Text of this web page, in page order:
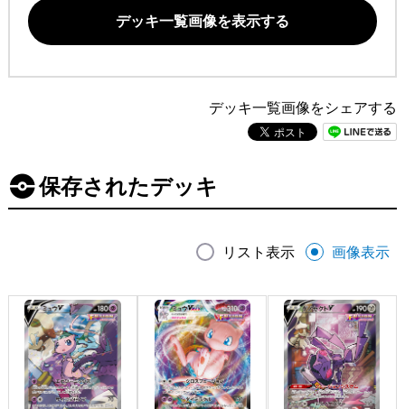
デッキ一覧画像を表示する
デッキ一覧画像をシェアする
保存されたデッキ
リスト表示 画像表示